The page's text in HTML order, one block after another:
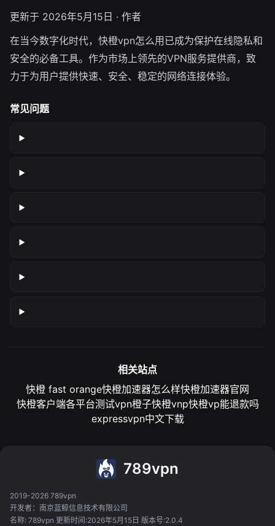
更新于 2026年5月15日 · 作者
在当今数字化时代，快橙vpn怎么用已成为保护在线隐私和
安全的必备工具。作为市场上领先的VPN服务提供商，致
力于为用户提供快速、安全、稳定的网络连接体验。
常见问题
相关站点
快橙 fast orange快橙加速器怎么样快橙加速器官网
快橙客户端各平台测试vpn橙子快橙vnp快橙vp能退款吗
expressvpn中文下载
789vpn
2019-2026 789vpn
开发者：南京蓝鲸信息技术有限公司
名称: 789vpn 更新时间:2026年5月15日 版本号:2.0.4